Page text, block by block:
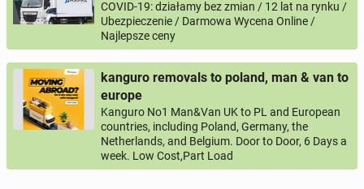
COVID-19: działamy bez zmian / 12 lat na rynku /
Ubezpieczenie / Darmowa Wycena Online /
Najlepsze ceny
kanguro removals to poland, man & van to
europe
Kanguro No1 Man&Van UK to PL and European
countries, including Poland, Germany, the
Netherlands, and Belgium. Door to Door, 6 Days a
week. Low Cost,Part Load